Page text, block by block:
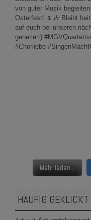
Mehr laden...
HÄUFIG GEKLICKT